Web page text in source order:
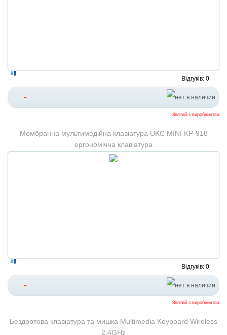
Відгуків: 0
-
Знятий з виробництва
Мембранна мультимедійна клавіатура UKC MINI KP-918
ергономічна клавіатура
Відгуків: 0
-
Знятий з виробництва
Бездротова клавіатура та мишка Multimedia Keyboard Wireless
2.4GHz